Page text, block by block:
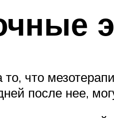
что
после нее,